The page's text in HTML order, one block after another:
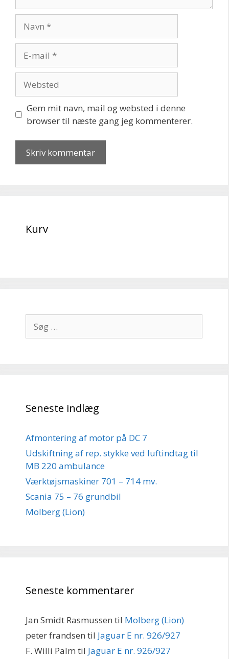
mail
Gem mit navn, mail og websted i denne
browser til næste gang jeg kommenterer.
Kurv
efter:
Seneste indlæg
Afmontering af motor på DC 7
Udskiftning af rep. stykke ved luftindtag til
MB 220 ambulance
Værktøjsmaskiner 701 – 714 mv.
Scania 75 – 76 grundbil
Molberg (Lion)
Seneste kommentarer
Jan Smidt Rasmussen til Molberg (Lion)
peter frandsen til Jaguar E nr. 926/927
F. Willi Palm til Jaguar E nr. 926/927